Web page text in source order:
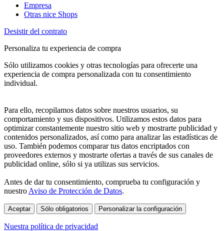
Empresa
Otras nice Shops
Desistir del contrato
Personaliza tu experiencia de compra
Sólo utilizamos cookies y otras tecnologías para ofrecerte una
experiencia de compra personalizada con tu consentimiento
individual.
Para ello, recopilamos datos sobre nuestros usuarios, su
comportamiento y sus dispositivos. Utilizamos estos datos para
optimizar constantemente nuestro sitio web y mostrarte publicidad y
contenidos personalizados, así como para analizar las estadísticas de
uso. También podemos comparar tus datos encriptados con
proveedores externos y mostrarte ofertas a través de sus canales de
publicidad online, sólo si ya utilizas sus servicios.
Antes de dar tu consentimiento, comprueba tu configuración y
nuestro Aviso de Protección de Datos.
Aceptar Sólo obligatorios Personalizar la configuración
Nuestra política de privacidad